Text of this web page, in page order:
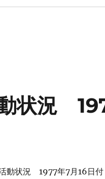
状況
動状況 1977年7月16日